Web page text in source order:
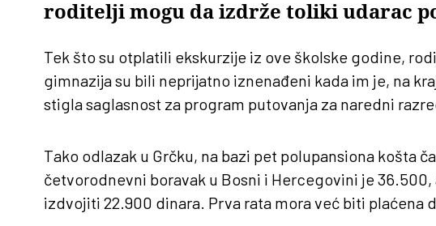
roditelji mogu da izdrže toliki udarac
Tek što su otplatili ekskurzije iz ove školske godine,
gimnazija su bili neprijatno iznenađeni kada im je, na
stigla saglasnost za program putovanja za naredni
Tako odlazak u Grčku, na bazi pet polupansiona košta
četvorodnevni boravak u Bosni i Hercegovini je 36.500,
izdvojiti 22.900 dinara. Prva rata mora već biti plaćena